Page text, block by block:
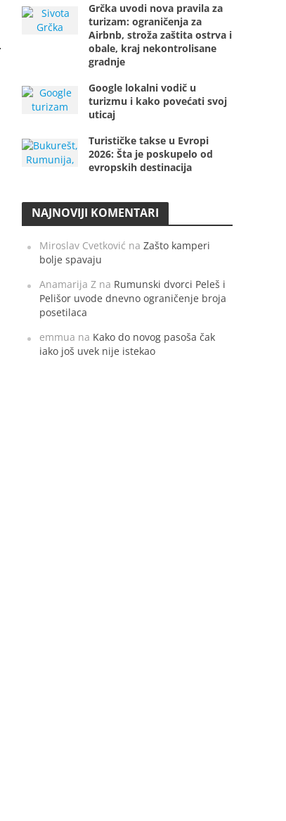
Grčka uvodi nova pravila za
turizam: ograničenja za
Airbnb, stroža zaštita ostrva i
obale, kraj nekontrolisane
gradnje
Google lokalni vodič u
turizmu i kako povećati svoj
uticaj
Turističke takse u Evropi
2026: Šta je poskupelo od
evropskih destinacija
NAJNOVIJI KOMENTARI
Miroslav Cvetković naZašto kamperi
bolje spavaju
Anamarija Z na Rumunski dvorci Peleš i
Pelišor uvode dnevno ograničenje broja
posetilaca
emmua na Kako do novog pasoša čak
iako još uvek nije istekao